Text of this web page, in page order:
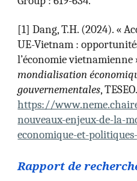
[1]Dang, T.H. (2024). «
UE-Vietnam :
l’économie vietnamienne
mondialisation
gouvernementales,
https://
nouveaux-enjeux-de-la-
economique-et-
Rapport de